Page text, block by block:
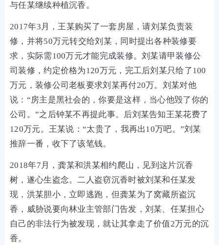
与任某继续种植沉香。
2017年3月，王某购买了一套房屋，请刘某负责装
修，并将50万元转交给刘某，同时提出各种装修要
求，实际需100万元才能完成装修。刘某请甲装修公
司装修，约定价格为120万元，完工后刘某只给了100
万元，装修公司老板要求刘某再付20万。刘某对他
说：“房主是黑社会的，你要是这样，当心他毁了你的
公司。”之后钟某不再提此事。后刘某告知王某花费了
120万元。王某说：“太贵了，我再出10万吧。”刘某
推辞一番，收下了该笔钱。
2018年7月，龚某和洪某相约爬山，见到这片沉香
树，遂心生盗念。二人盗窃沉香时被刘某和任某发
现，洪某胆小，立即逃跑，但龚某为了窝藏所盗沉
香，威胁说要向林业主管部门告发，刘某、任某担心
自己的非法行为被发现，就让其拿走了价值2万元的沉
香。